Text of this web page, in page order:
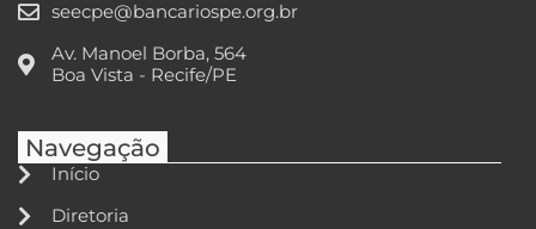
seecpe@bancariospe.org.br
Av. Manoel Borba, 564
Boa Vista - Recife/PE
Navegação
Início
Diretoria